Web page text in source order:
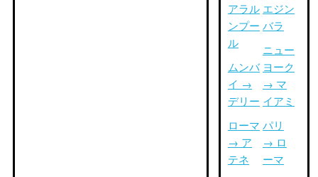
アラル
ンプー
ル
ムンバ
イ →
デリー
ローマ
→ ア
テネ
エジン
バラ
ニュー
ヨーク
→ マ
イアミ
パリ
→ ロ
ーマ